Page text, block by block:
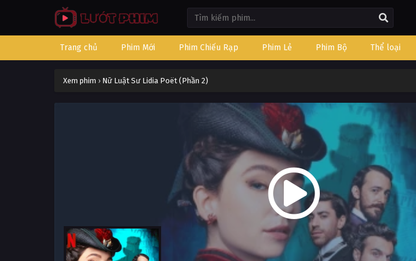
Trang chủ Phim Mới Phim Chiếu Rạp Phim Lẻ Phim Bộ Thể loại
Xem phim › Nữ Luật Sư Lidia Poët (Phần 2)